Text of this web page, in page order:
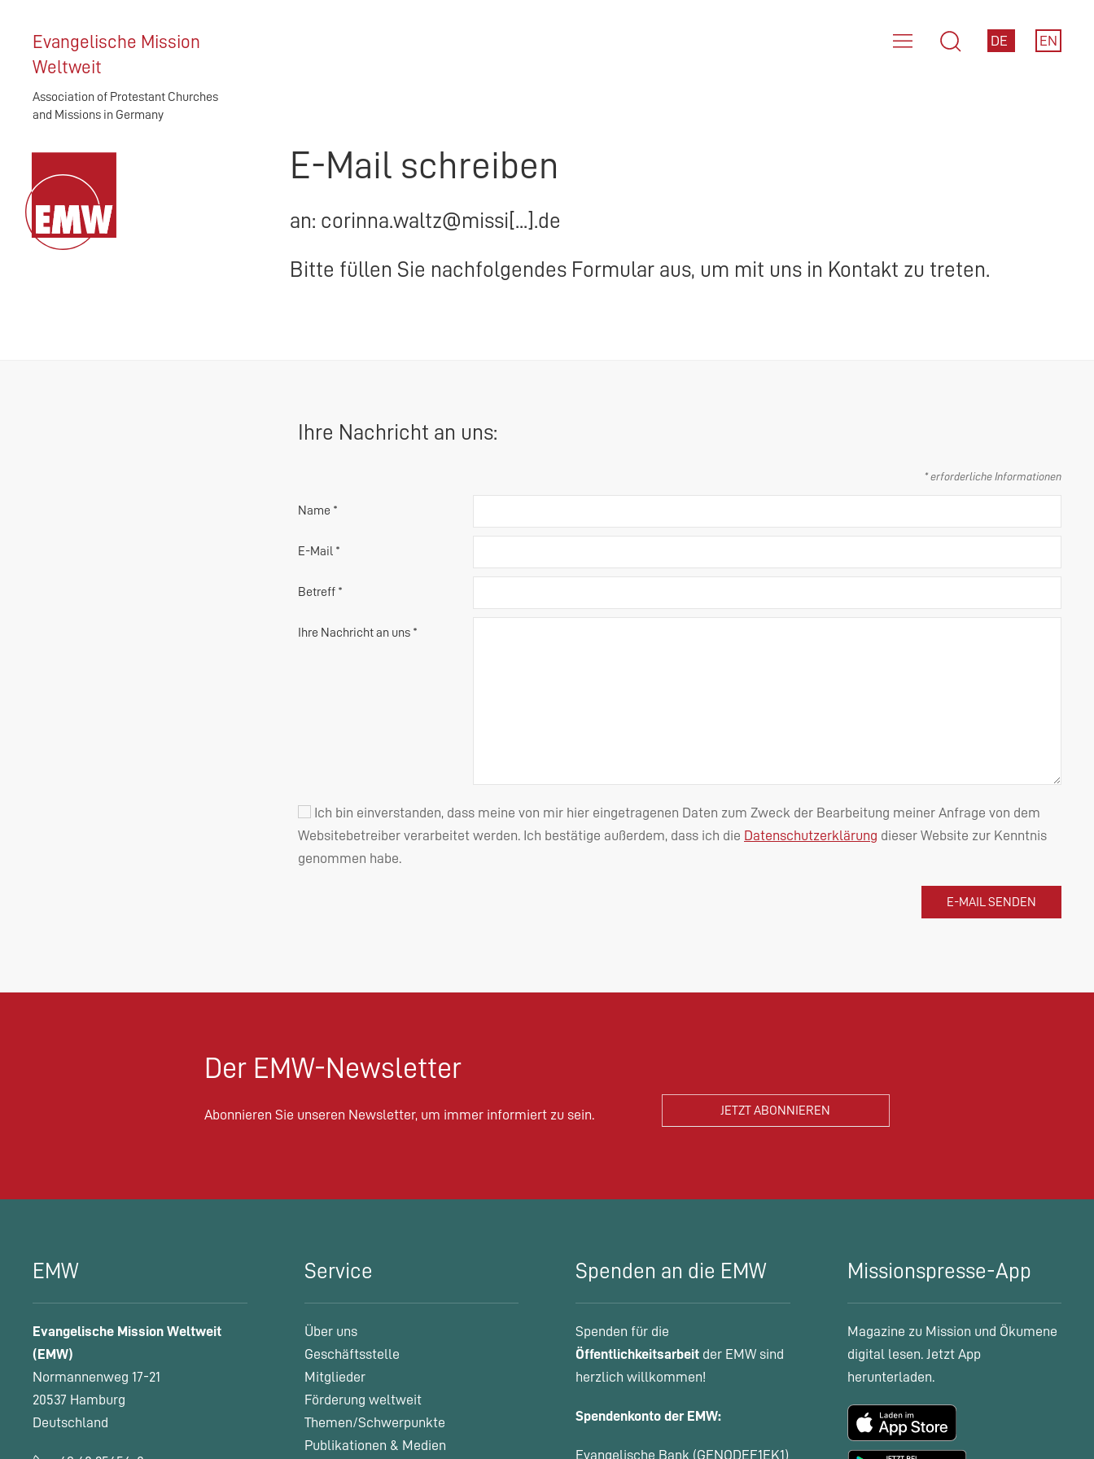
Evangelische Mission
Weltweit
Association of Protestant Churches
and Missions in Germany
DE EN
E-Mail schreiben
an: corinna.waltz@missi[...].de
Bitte füllen Sie nachfolgendes Formular aus, um mit uns in Kontakt zu treten.
Ihre Nachricht an uns:
* erforderliche Informationen
Name *
E-Mail *
Betreff *
Ihre Nachricht an uns *
Ich bin einverstanden, dass meine von mir hier eingetragenen Daten zum Zweck der Bearbeitung meiner Anfrage von dem
Websitebetreiber verarbeitet werden. Ich bestätige außerdem, dass ich die Datenschutzerklärung dieser Website zur Kenntnis
genommen habe.
Der EMW-Newsletter
Abonnieren Sie unseren Newsletter, um immer informiert zu sein.
EMW
Evangelische Mission Weltweit
(EMW)
Normannenweg 17-21
20537 Hamburg
Deutschland
Service
Über uns
Geschäftsstelle
Mitglieder
Förderung weltweit
Themen/Schwerpunkte
Publikationen & Medien
Spenden an die EMW
Spenden für die
Öffentlichkeitsarbeit der EMW sind
herzlich willkommen!
Spendenkonto der EMW:
Evangelische Bank (GENODEF1EK1)
Missionspresse-App
Magazine zu Mission und Ökumene
digital lesen. Jetzt App
herunterladen.